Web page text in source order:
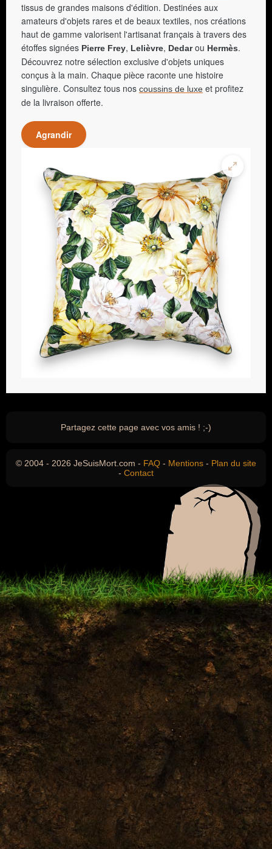
tissus de grandes maisons d'édition. Destinées aux
amateurs d'objets rares et de beaux textiles, nos créations
haut de gamme valorisent l'artisanat français à travers des
étoffes signées Pierre Frey, Lelièvre, Dedarou Hermès.
Découvrez notre sélection exclusive d'objets uniques
conçus à la main. Chaque pièce raconte une histoire
singulière. Consultez tous nos coussins de luxe et profitez
de la livraison offerte.
Agrandir
Partagez cette page avec vos amis ! ;-)
© 2004 - 2026 JeSuisMort.com - FAQ - Mentions - Plan du site
- Contact